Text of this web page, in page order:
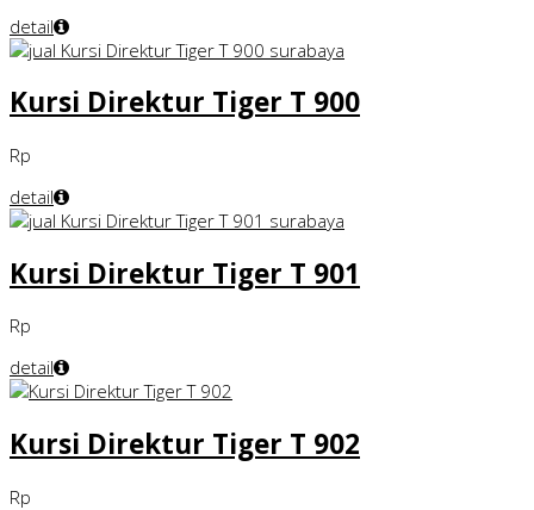
detail
Kursi Direktur Tiger T 900
Rp
detail
Kursi Direktur Tiger T 901
Rp
detail
Kursi Direktur Tiger T 902
Rp